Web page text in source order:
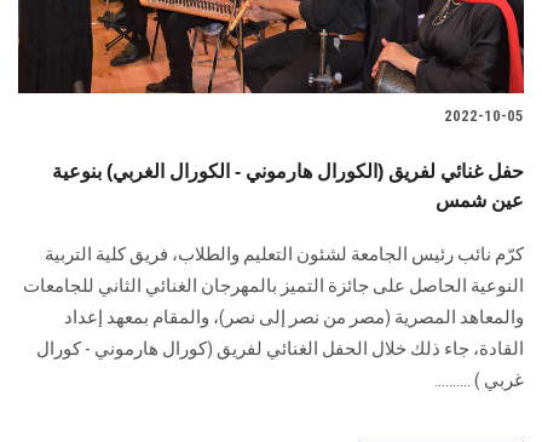
2022-10-05
حفل غنائي لفريق (الكورال هارموني - الكورال الغربي) بنوعية
عين شمس
كرّم نائب رئيس الجامعة لشئون التعليم والطلاب، فريق كلية التربية
النوعية الحاصل على جائزة التميز بالمهرجان الغنائي الثاني للجامعات
والمعاهد المصرية (مصر من نصر إلى نصر)، والمقام بمعهد إعداد
القادة، جاء ذلك خلال الحفل الغنائي لفريق (كورال هارموني - كورال
غربي ) ..........